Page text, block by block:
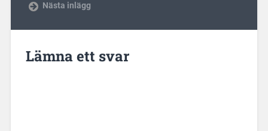
Nästa inlägg
Lämna ett svar